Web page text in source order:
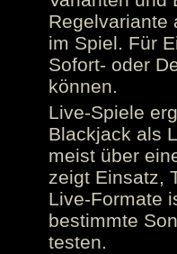
Regelvariante
im Spiel. Für
Sofort- oder
können.
Live-Spiele
Blackjack als
meist über
zeigt Einsatz,
Live-Formate
bestimmte
testen.